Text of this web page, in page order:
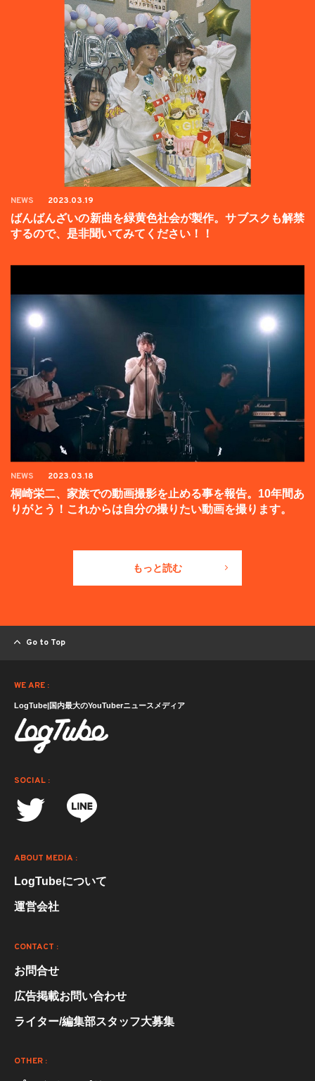
NEWS 2023.03.19
ばんばんざいの新曲を緑黄色社会が製作。サブスクも解禁
するので、是非聞いてみてください！！
NEWS 2023.03.18
桐崎栄二、家族での動画撮影を止める事を報告。10年間あ
りがとう！これからは自分の撮りたい動画を撮ります。
もっと読む
Go to Top
WE ARE :
LogTube|国内最大のYouTuberニュースメディア
SOCIAL :
ABOUT MEDIA :
LogTubeについて
運営会社
CONTACT :
お問合せ
広告掲載お問い合わせ
ライター/編集部スタッフ大募集
OTHER :